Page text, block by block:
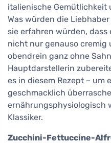
italienische Gemütlichkeit
Was würden die
sie erfahren würden, dass
nicht nur genauso cremig
obendrein ganz ohne
Hauptdarstellerin
es in diesem Rezept – um
geschmacklich
ernährungsphysiologisch
Klassiker.
Zucchini-Fettuccine-